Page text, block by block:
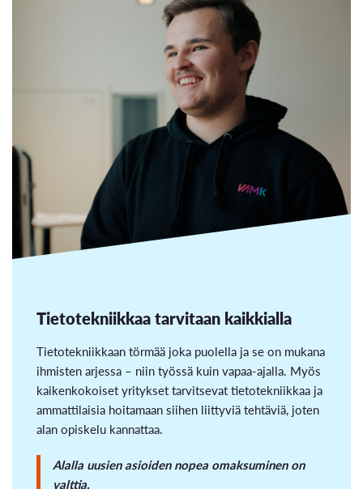
Tietotekniikkaa tarvitaan kaikkialla
Tietotekniikkaan törmää joka puolella ja se on mukana
ihmisten arjessa – niin työssä kuin vapaa-ajalla. Myös
kaikenkokoiset yritykset tarvitsevat tietotekniikkaa ja
ammattilaisia hoitamaan siihen liittyviä tehtäviä, joten
alan opiskelu kannattaa.
Alalla uusien asioiden nopea omaksuminen on
valttia.